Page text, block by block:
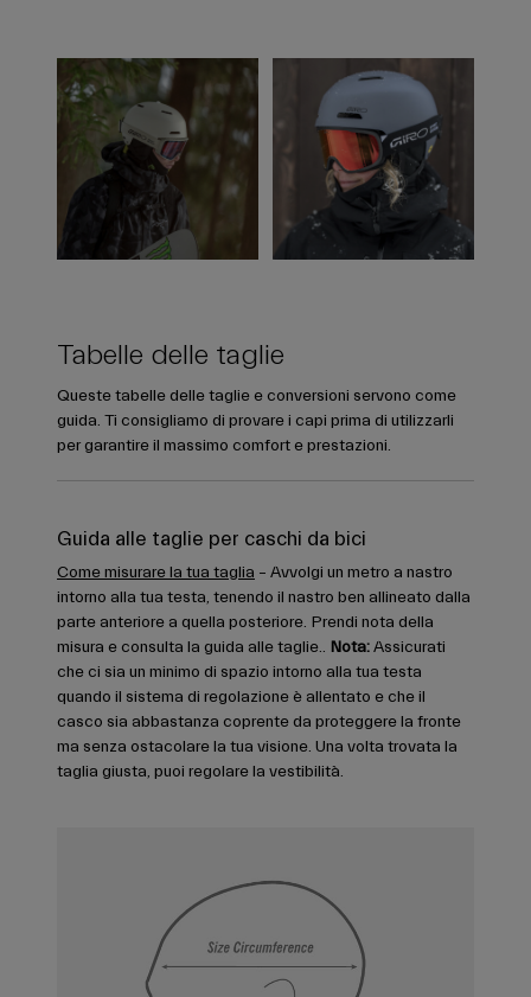
Tabelle delle taglie
Queste tabelle delle taglie e conversioni servono come
guida. Ti consigliamo di provare i capi prima di utilizzarli
per garantire il massimo comfort e prestazioni.
Guida alle taglie per caschi da bici
Come misurare la tua taglia – Avvolgi un metro a nastro
intorno alla tua testa, tenendo il nastro ben allineato dalla
parte anteriore a quella posteriore. Prendi nota della
misura e consulta la guida alle taglie.. Nota:Assicurati
che ci sia un minimo di spazio intorno alla tua testa
quando il sistema di regolazione è allentato e che il
casco sia abbastanza coprente da proteggere la fronte
ma senza ostacolare la tua visione. Una volta trovata la
taglia giusta, puoi regolare la vestibilità.